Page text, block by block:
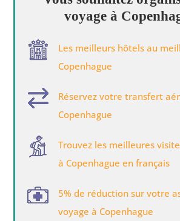
voyage à
Les meilleurs hôtels au
Copenhague
Réservez votre transfert
Copenhague
Trouvez les meilleures
à Copenhague en français
5% de réduction sur votre
voyage à Copenhague